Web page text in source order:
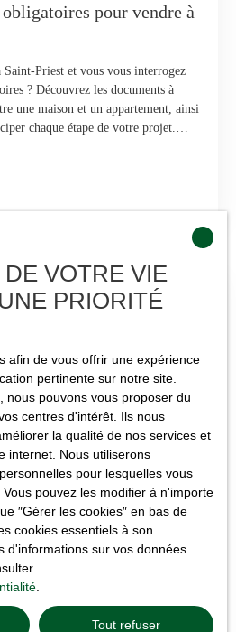
pour vendre à
Saint-Priest et vous vous interrogez
? Découvrez les documents à
une maison et un appartement, ainsi
chaque étape de votre projet.
de Martinez Immobilier, sécurisez
les chances de votre côté pour
appartement avec
?
avec travaux à Saint-
pour estimer correctement votre
engager de lourdes rénovations et
de vente efficace.
VOTRE VIE
PRIORITÉ
afin de vous offrir une expérience
pertinente sur notre site.
nous pouvons vous proposer du
centres d'intérêt. Ils nous
la qualité de nos services et
internet. Nous utiliserons
pour lesquelles vous
pouvez les modifier à n'importe
″Gérer les cookies″ en bas de
cookies essentiels à son
d'informations sur vos données
Tout refuser